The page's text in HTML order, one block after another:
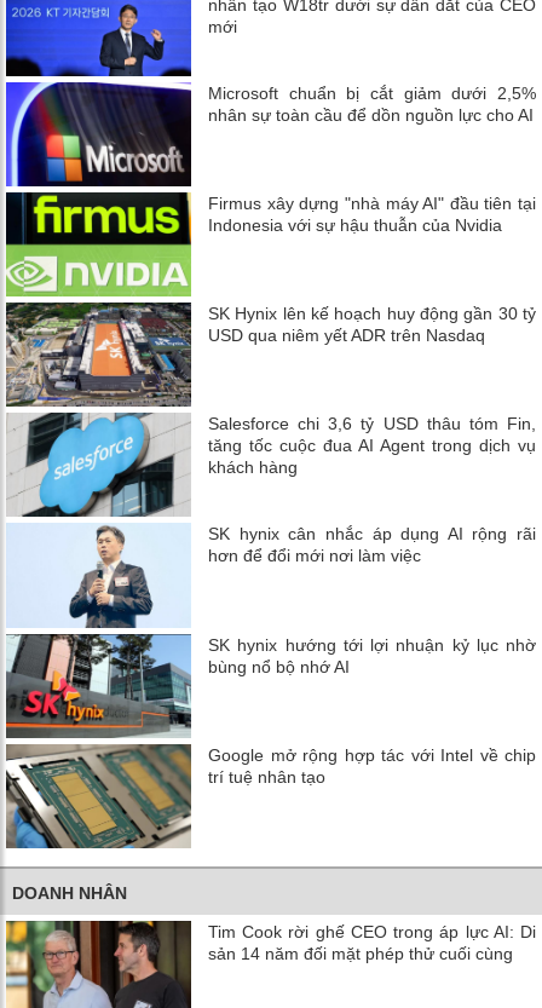
nhân tạo W18tr dưới sự dẫn dắt của CEO
mới
Microsoft chuẩn bị cắt giảm dưới 2,5%
nhân sự toàn cầu để dồn nguồn lực cho AI
Firmus xây dựng "nhà máy AI" đầu tiên tại
Indonesia với sự hậu thuẫn của Nvidia
SK Hynix lên kế hoạch huy động gần 30 tỷ
USD qua niêm yết ADR trên Nasdaq
Salesforce chi 3,6 tỷ USD thâu tóm Fin,
tăng tốc cuộc đua AI Agent trong dịch vụ
khách hàng
SK hynix cân nhắc áp dụng AI rộng rãi
hơn để đổi mới nơi làm việc
SK hynix hướng tới lợi nhuận kỷ lục nhờ
bùng nổ bộ nhớ AI
Google mở rộng hợp tác với Intel về chip
trí tuệ nhân tạo
DOANH NHÂN
Tim Cook rời ghế CEO trong áp lực AI: Di
sản 14 năm đối mặt phép thử cuối cùng